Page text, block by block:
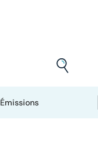
Émissions